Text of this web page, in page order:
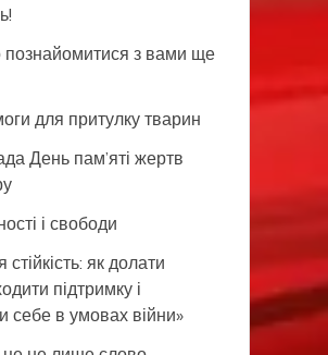
з вами ще
для притулку тварин
День пам’яті жертв
і свободи
як долати
підтримку і
себе в умовах війни»